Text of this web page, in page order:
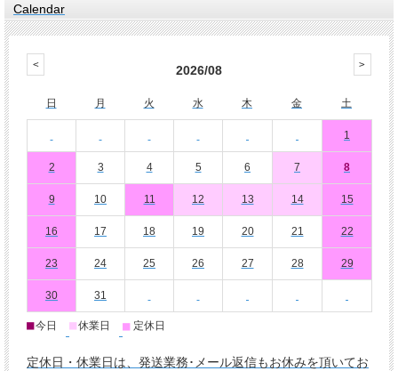
Calendar
2026/08
日 月 火 水 木 金 土
1
2 3 4 5 6 7 8
9 10 11 12 13 14 15
16 17 18 19 20 21 22
23 24 25 26 27 28 29
30 31
■今日 ■休業日 ■ 定休日
定休日・休業日は、発送業務･メール返信もお休みを頂いてお